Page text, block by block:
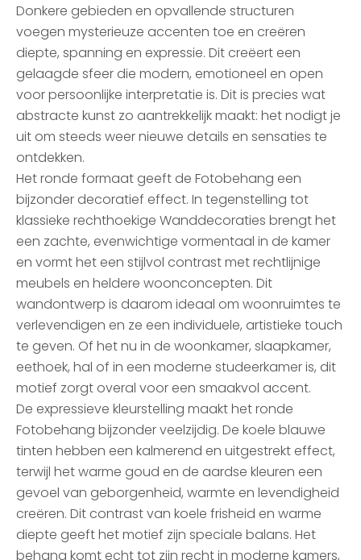
Donkere gebieden en opvallende structuren
voegen mysterieuze accenten toe en creëren
diepte, spanning en expressie. Dit creëert een
gelaagde sfeer die modern, emotioneel en open
voor persoonlijke interpretatie is. Dit is precies wat
abstracte kunst zo aantrekkelijk maakt: het nodigt je
uit om steeds weer nieuwe details en sensaties te
ontdekken.
Het ronde formaat geeft de Fotobehang een
bijzonder decoratief effect. In tegenstelling tot
klassieke rechthoekige Wanddecoraties brengt het
een zachte, evenwichtige vormentaal in de kamer
en vormt het een stijlvol contrast met rechtlijnige
meubels en heldere woonconcepten. Dit
wandontwerp is daarom ideaal om woonruimtes te
verlevendigen en ze een individuele, artistieke touch
te geven. Of het nu in de woonkamer, slaapkamer,
eethoek, hal of in een moderne studeerkamer is, dit
motief zorgt overal voor een smaakvol accent.
De expressieve kleurstelling maakt het ronde
Fotobehang bijzonder veelzijdig. De koele blauwe
tinten hebben een kalmerend en uitgestrekt effect,
terwijl het warme goud en de aardse kleuren een
gevoel van geborgenheid, warmte en levendigheid
creëren. Dit contrast van koele frisheid en warme
diepte geeft het motief zijn speciale balans. Het
behang komt echt tot zijn recht in moderne kamers,